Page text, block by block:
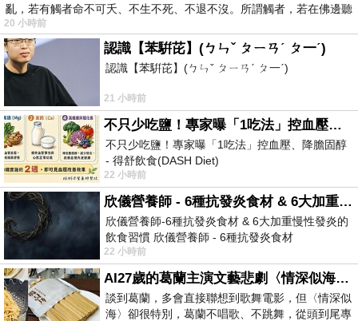
亂，若有觸者命不可夭、不生不死、不退不沒。所謂觸者，若在佛邊聽
受
20 小時前
認識【苯騈芘】(ㄅㄣˇ ㄆㄧㄢˊ ㄆ一ˊ)
認識【苯騈芘】(ㄅㄣˇ ㄆㄧㄢˊ ㄆ一ˊ)
21 小時前
不只少吃鹽！專家曝「1吃法」控血壓、降膽固醇 - 得舒飲食(DASH Diet)
不只少吃鹽！專家曝「1吃法」控血壓、降膽固醇
- 得舒飲食(DASH Diet)
https://www.facebook.com/dietitiansophia/
posts/157966
22 小時前
欣儀營養師 - 6種抗發炎食材 & 6大加重慢性發炎的飲食習慣
欣儀營養師-6種抗發炎食材 & 6大加重慢性發炎的
飲食習慣 欣儀營養師 - 6種抗發炎食材
https://www.facebook.com/photo/?fbid=147
22 小時前
AI27歲的葛蘭主演文藝悲劇〈情深似海〉 #戀上老電影 #葛蘭 #粟子
談到葛蘭，多會直接聯想到歌舞電影，但〈情深似
海〉卻很特別，葛蘭不唱歌、不跳舞，從頭到尾專